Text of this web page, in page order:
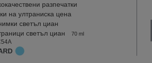
разпечатки
на ултраниска цена
светъл циан
светъл циан
70 ml